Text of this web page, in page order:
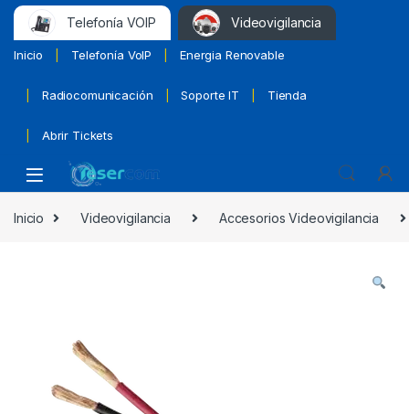
Telefonía VOIP Videovigilancia
Inicio Telefonía VoIP Energia Renovable
Radiocomunicación Soporte IT Tienda
Abrir Tickets
Inicio Videovigilancia Accesorios Videovigilancia